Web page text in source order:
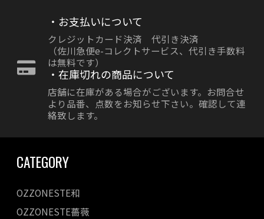
・お支払いについて
クレジットカード決済 代引き決済
（佐川急便e-コレクトサービス、代引き手数料
は無料です）
・在庫切れの商品について
店舗に在庫がある場合がございます。お問合せ
より品番、点数をお知らせ下さい。確認して連
絡致します。
CATEGORY
OZZONESTE和
OZZONESTE薔薇